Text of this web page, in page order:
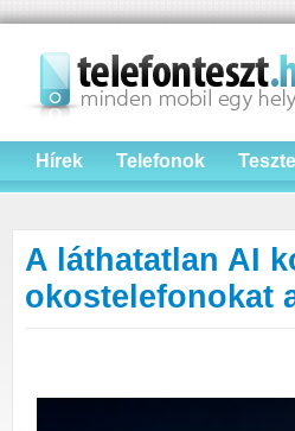
Hírek Telefonok
A láthatatlan AI
okostelefonokat